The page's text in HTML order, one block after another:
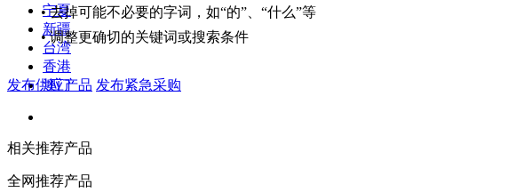
宁夏
新疆
台湾
香港
澳门
• 去掉可能不必要的字词，如“的”、“什么”等
• 调整更确切的关键词或搜索条件
发布供应产品 发布紧急采购
相关推荐产品
全网推荐产品